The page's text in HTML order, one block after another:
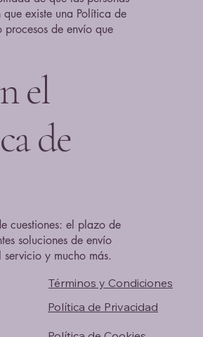
existe una Política de
de envío que
el
de
cuestiones: el plazo de
soluciones de envío
y mucho más.
Términos y Condiciones
Política de Privacidad